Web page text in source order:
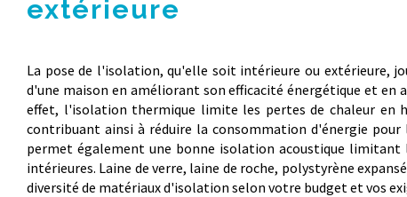
extérieure
La pose de l'isolation, qu'elle soit intérieure ou extérieure,
d'une maison en améliorant son efficacité énergétique et en
effet, l'isolation thermique limite les pertes de chaleur en
contribuant ainsi à réduire la consommation d'énergie
permet également une bonne isolation acoustique limitant
intérieures. Laine de verre, laine de roche, polystyrène
diversité de matériaux d'isolation selon votre budget et vos